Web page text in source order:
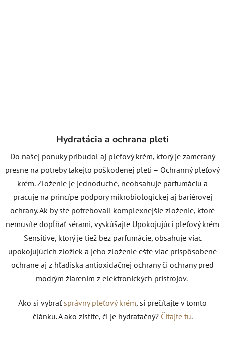
Hydratácia a ochrana pleti
Do našej ponuky pribudol aj pleťový krém, ktorý je zameraný
presne na potreby takejto poškodenej pleti – Ochranný pleťový
krém. Zloženie je jednoduché, neobsahuje parfumáciu a
pracuje na princípe podpory mikrobiologickej aj bariérovej
ochrany. Ak by ste potrebovali komplexnejšie zloženie, ktoré
nemusíte dopĺňať sérami, vyskúšajte Upokojujúci pleťový krém
Sensitive, ktorý je tiež bez parfumácie, obsahuje viac
upokojujúcich zložiek a jeho zloženie ešte viac prispôsobené
ochrane aj z hľadiska antioxidačnej ochrany či ochrany pred
modrým žiarením z elektronických prístrojov.
Ako si vybrať správny pleťový krém, si prečítajte v tomto
článku. A ako zistíte, či je hydratačný? Čítajte tu.